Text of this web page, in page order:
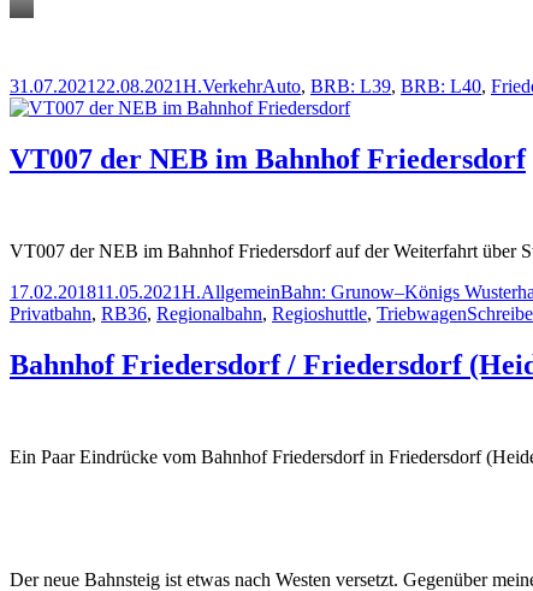
Veröffentlicht
am
31.07.2021 22.08.2021Autor
H.Kategorien
VerkehrSchlagwörter
Auto, BRB: L39, BRB: L40,
VT007 der NEB im Bahnhof Friedersdorf
VT007 der NEB im Bahnhof Friedersdorf auf der Weiterfahrt über
Veröffentlicht
am
17.02.201811.05.2021Autor
H.Kategorien
AllgemeinSchlagwörter
Bahn: Grunow–Königs
Privatbahn, RB36, Regionalbahn, Regioshuttle, Triebwagen
Bahnhof Friedersdorf / Friedersdorf
Ein Paar Eindrücke vom Bahnhof Friedersdorf in Friedersdorf
Der neue Bahnsteig ist etwas nach Westen versetzt. Gegenüber